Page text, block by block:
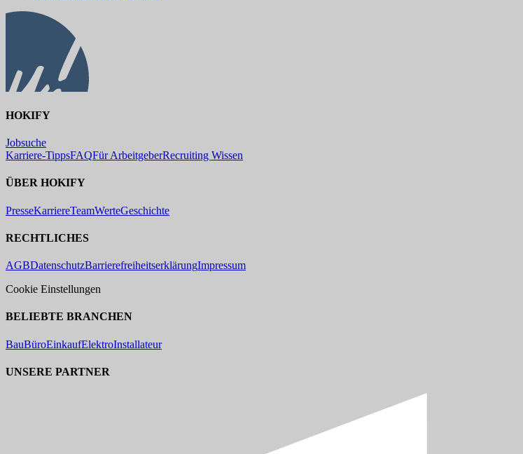
HOKIFY
Jobsuche
Karriere-TippsFAQFür ArbeitgeberRecruiting Wissen
ÜBER HOKIFY
PresseKarriereTeamWerteGeschichte
RECHTLICHES
AGBDatenschutzBarrierefreiheitserklärungImpressum
Cookie Einstellungen
BELIEBTE BRANCHEN
BauBüroEinkaufElektroInstallateur
UNSERE PARTNER